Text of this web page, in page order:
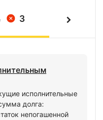
3
исполнительные
долга:
непогашенной